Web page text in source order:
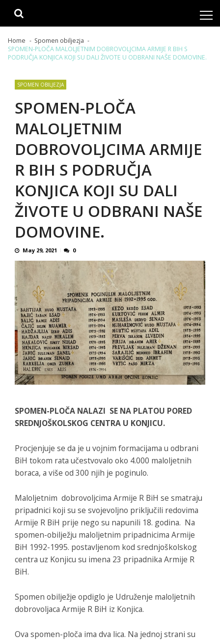
Home
Spomen obiljezja
SPOMEN-PLOČA MALOLJETNIM DOBROVOLJCIMA ARMIJE R BIH S
PODRUČJA KONJICA KOJI SU DALI ŽIVOTE U ODBRANI NAŠE DOMOVINE.
SPOMEN OBILJEZJA
SPOMEN-PLOČA
MALOLJETNIM
DOBROVOLJCIMA ARMIJE
R BIH S PODRUČJA
KONJICA KOJI SU DALI
ŽIVOTE U ODBRANI NAŠE
DOMOVINE.
May 29, 2021 0
SPOMEN-PLOČA NALAZI SE NA PLATOU PORED
SREDNJOŠKOLSKOG CENTRA U KONJICU.
Procjenjuje se da je u vojnim formacijama u odbrani
BiH tokom rata učestvovalo oko 4.000 maloljetnih
boraca, a više od 300 njih je poginulo.
Maloljetnim dobrovoljcima Armije R BiH se smatraju
pripadnici koji su se svojevoljno priključili redovima
Armije R BiH prije nego su napunili 18. godina. Na
spomen-obilježju maloljetnim pripadnicima Armije
BiH 1992-1995. postavljenom kod srednjoškolskog
centra uz Konjicu su imena 23 pripadnika Armije R
BiH.
Spomen obilježje opdiglo je Udruženje maloljetnih
dobrovoljaca Armije R BiH iz Konjica.
Ova spomen-ploča ima dva lica. Na jednoj strani su